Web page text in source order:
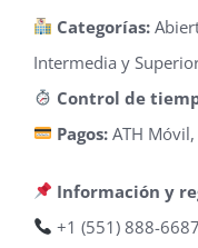
Categorías:
Intermedia y
Control de
Pagos: ATH
Información y
+1 (551) 888-6687